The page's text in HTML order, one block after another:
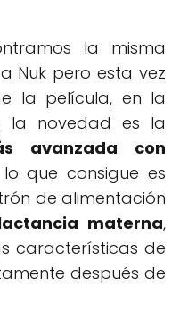
la misma
Nuk pero esta vez
la película, en la
la novedad es la
avanzada con
que consigue es
de alimentación
materna,
características de
después de